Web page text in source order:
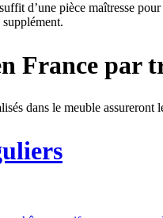
d’une pièce maîtresse
France par
dans le meuble assureront